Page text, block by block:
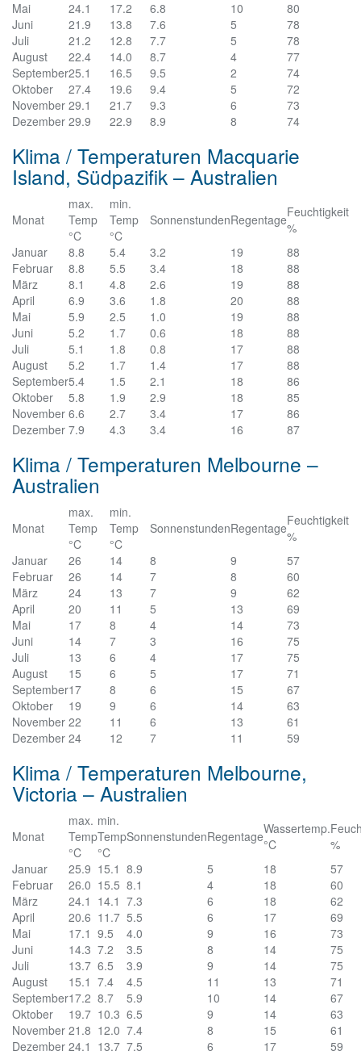
Mai 24.1 17.2 6.8 10
80
Juni
21.9 13.8 7.6 5
78
Juli
21.2 12.8 7.7 5
78
August
22.4 14.0 8.7 4
77
September25.1 16.5 9.5 2
74
Oktober
27.4 19.6 9.4 5
72
November 29.1 21.7 9.3 6
73
Dezember 29.9 22.9 8.9 8 74
Klima / Temperaturen Macquarie
Island, Südpazifik – Australien
Monat
max.
Temp
°C
min.
Temp
°C
SonnenstundenRegentageFeuchtigkeit
%
Januar
8.8 5.4 3.2 19
88
Februar
8.8 5.5 3.4 18
88
März
8.1 4.8 2.6 19
88
April
6.9 3.6 1.8 20
88
Mai
5.9 2.5 1.0 19
88
Juni
5.2 1.7 0.6 18
88
Juli
5.1 1.8 0.8 17
88
August
5.2 1.7 1.4 17
88
September5.4 1.5 2.1 18
86
Oktober
5.8 1.9 2.9 18
85
November 6.6 2.7 3.4 17
86
Dezember 7.9 4.3 3.4 16 87
Klima / Temperaturen Melbourne –
Australien
Monat
max.
Temp
°C
min.
Temp
°C
SonnenstundenRegentageFeuchtigkeit
%
Januar
26 14 8 9
57
Februar
26 14 7 8
60
März
24 13 7 9
62
April
20 11 5 13
69
Mai
17 8 4 14
73
Juni
14 7 3 16
75
Juli
13 6 4 17
75
August
15 6 5 17
71
September17 8 6 15
67
Oktober
19 9 6 14
63
November 22 11 6 13
61
Dezember 24 12 7 11 59
Klima / Temperaturen Melbourne,
Victoria – Australien
Monat
max.
Temp
°C
min.
Temp
°C
SonnenstundenRegentageWassertemp.
°C
%
Januar
25.9 15.1 8.9 5 18
57
Februar
26.0 15.5 8.1 4 18
60
März
24.1 14.1 7.3 6 18
62
April
20.6 11.7 5.5 6 17
69
Mai
17.1 9.5 4.0 9 16
73
Juni
14.3 7.2 3.5 8 14
75
Juli
13.7 6.5 3.9 9 14
75
August
15.1 7.4 4.5 11 13
71
September17.2 8.7 5.9 10 14
67
Oktober
19.7 10.3 6.5 9 14
63
November 21.8 12.0 7.4 8 15
61
Dezember 24.1 13.7 7.5 6 17 59